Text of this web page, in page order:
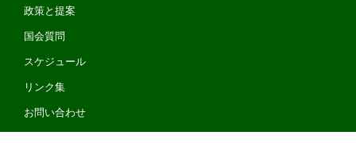
政策と提案
国会質問
スケジュール
リンク集
お問い合わせ